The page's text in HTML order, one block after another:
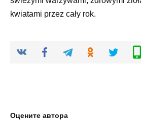
kwiatami przez cały rok.
Оцените автора